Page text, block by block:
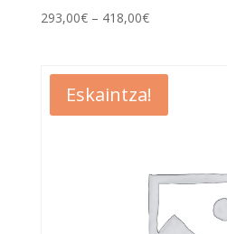
293,00€– 418,00€
Eskaintza!